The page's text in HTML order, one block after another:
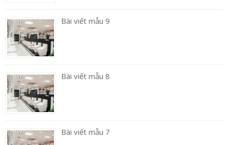
Bài viết mẫu 9
Bài viết mẫu 8
Bài viết mẫu 7